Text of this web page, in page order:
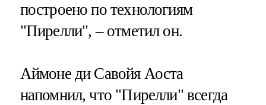
построено по технологиям
"Пирелли", – отметил он.
Аймоне ди Савойя Аоста
напомнил, что "Пирелли" всегда